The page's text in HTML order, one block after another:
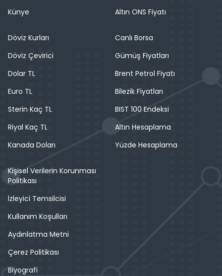
Künye
Altın ONS Fiyatı
Döviz Kurları
Döviz Çevirici
Dolar TL
Euro TL
Sterin Kaç TL
Riyal Kaç TL
Kanada Doları
Canlı Borsa
Gümüş Fiyatları
Brent Petrol Fiyatı
Bilezik Fiyatları
BIST 100 Endeksi
Altın Hesaplama
Yüzde Hesaplama
Kişisel Verilerin Korunması
Politikası
İzleyici Temsilcisi
Kullanım Koşulları
Aydınlatma Metni
Çerez Politikası
Biyografi